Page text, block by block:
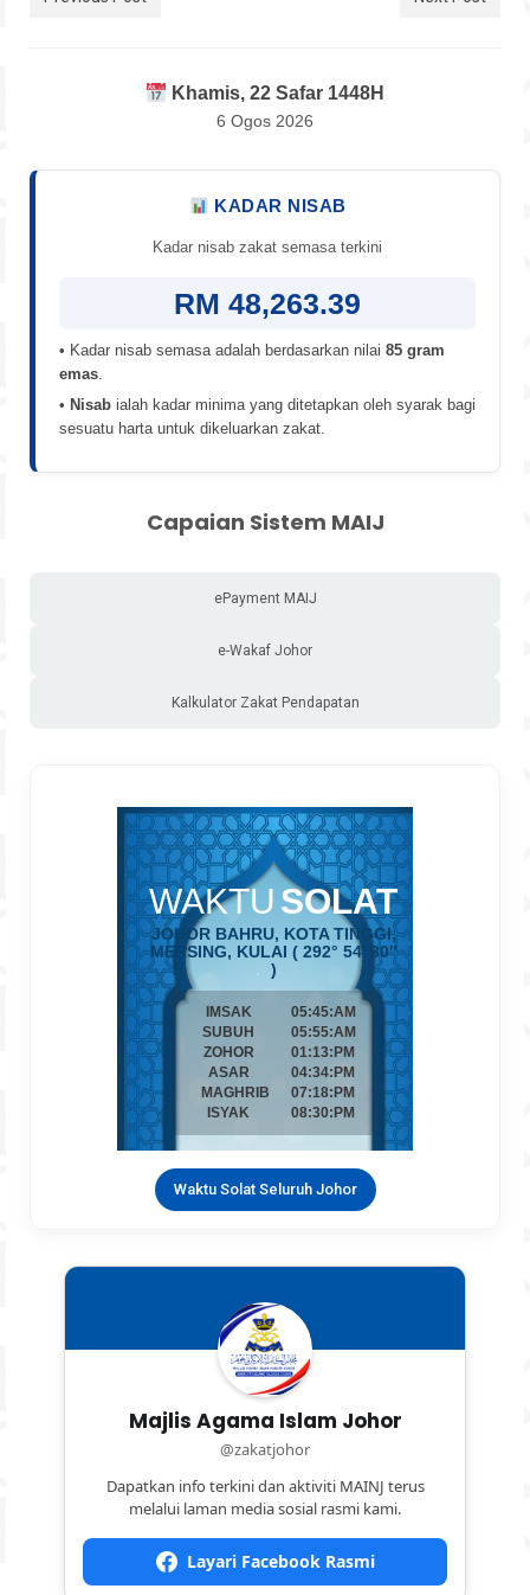
Khamis, 22 Safar 1448H
6 Ogos 2026
KADAR NISAB
Kadar nisab zakat semasa terkini
RM 48,263.39
• Kadar nisab semasa adalah berdasarkan nilai 85 gram
emas.
• Nisab ialah kadar minima yang ditetapkan oleh syarak bagi
sesuatu harta untuk dikeluarkan zakat.
Capaian Sistem MAIJ
ePayment MAIJ
e-Wakaf Johor
Kalkulator Zakat Pendapatan
Waktu Solat Seluruh Johor
Majlis Agama Islam Johor
@zakatjohor
Dapatkan info terkini dan aktiviti MAINJ terus
melalui laman media sosial rasmi kami.
Layari Facebook Rasmi